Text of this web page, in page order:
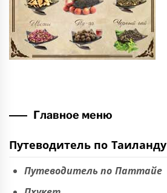
Главное меню
Путеводитель по Таиланду
Путеводитель по Паттайе